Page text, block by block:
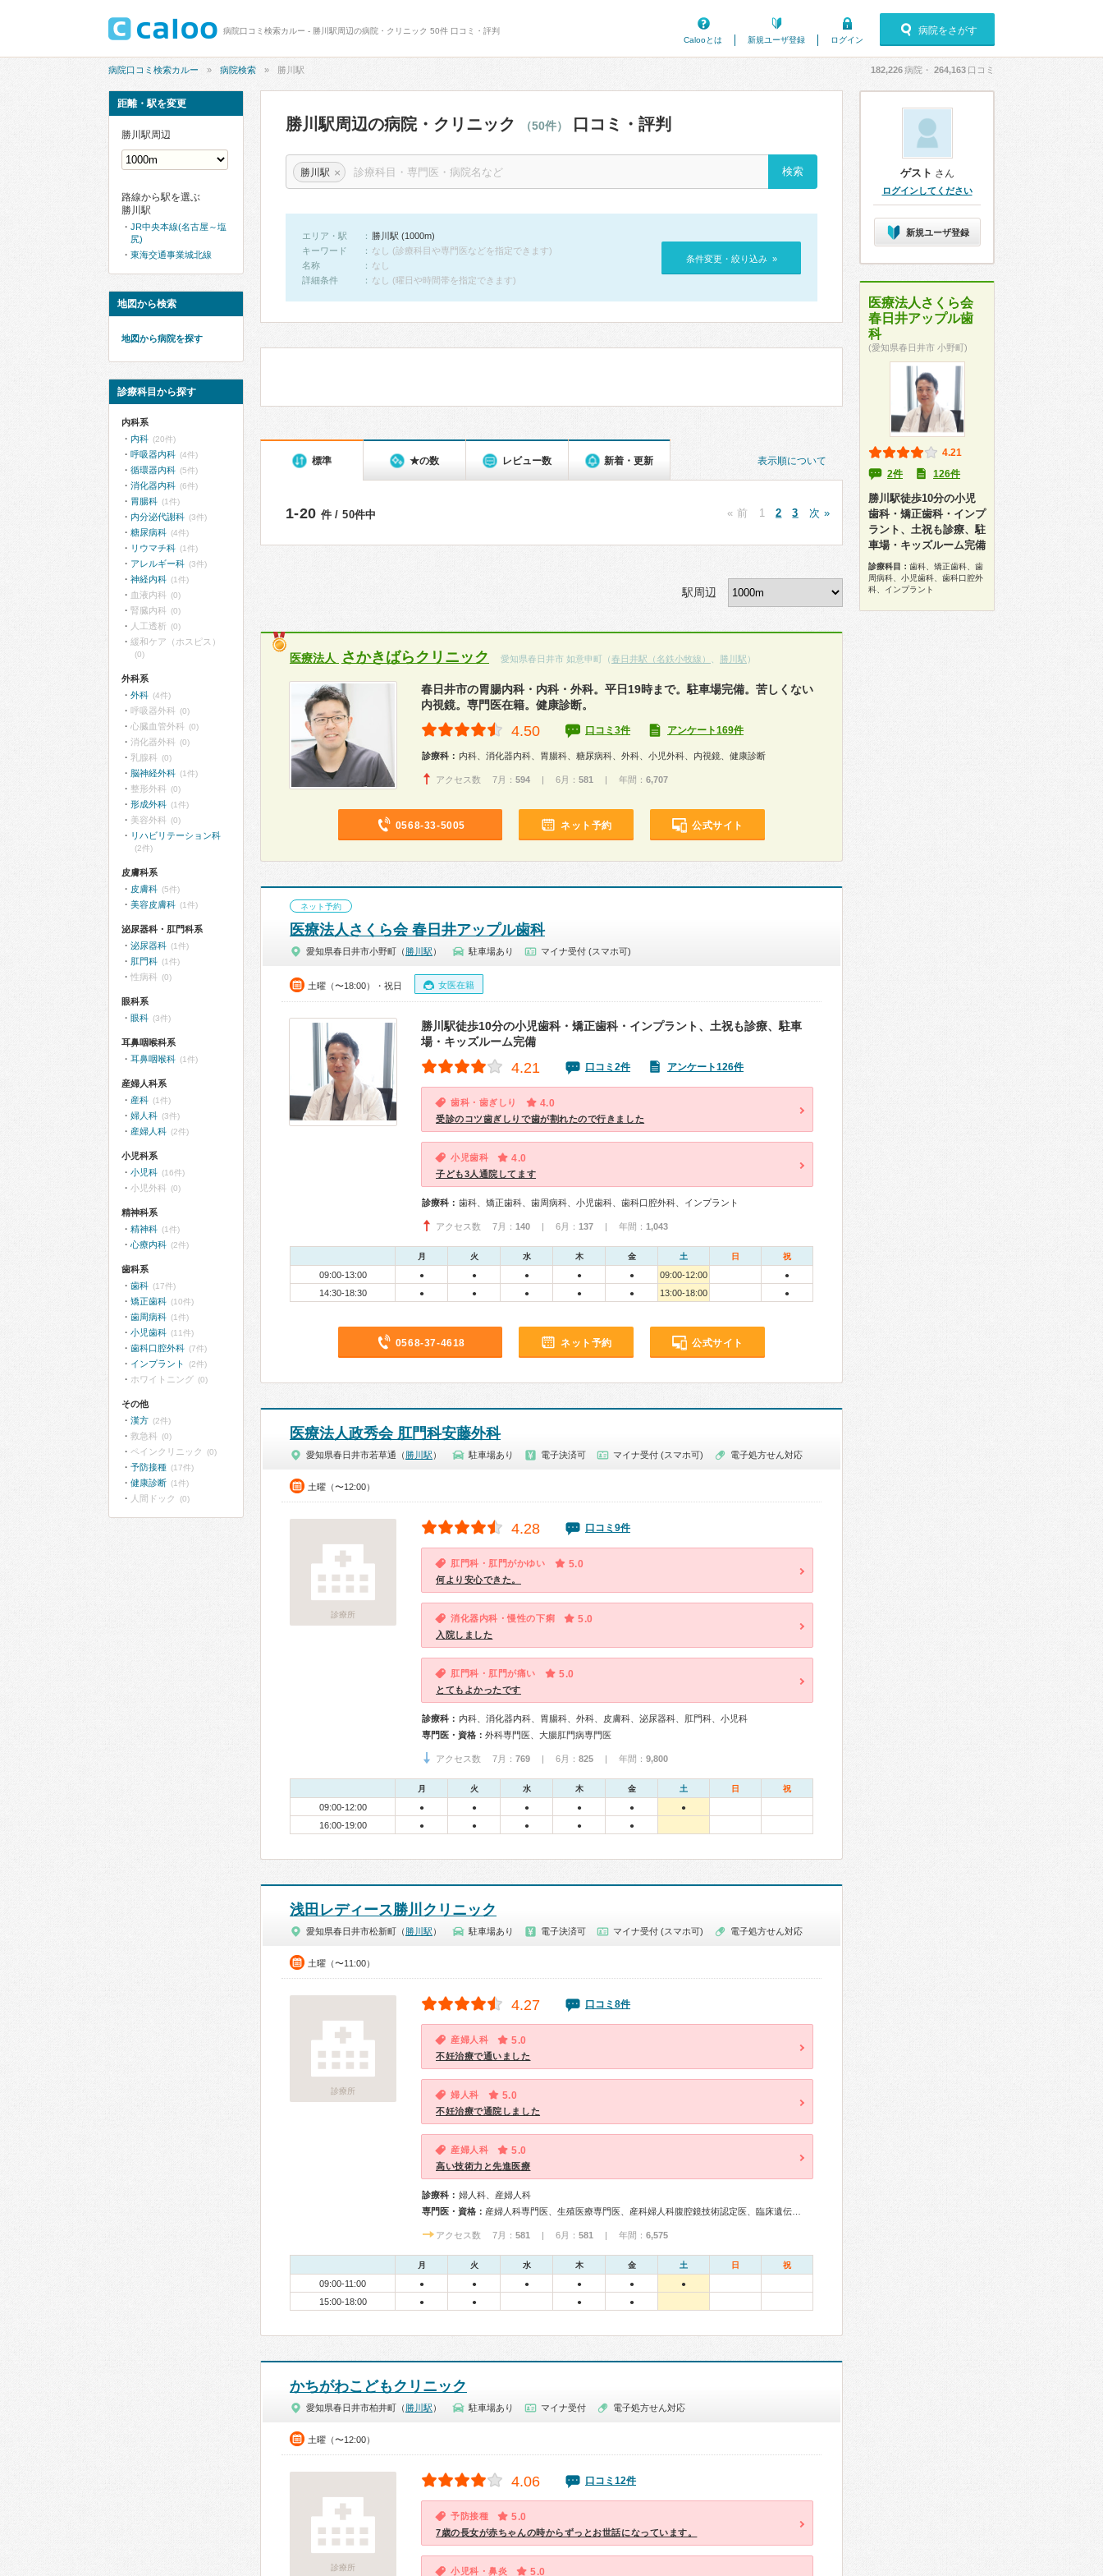
病院口コミ検索カルー - 勝川駅周辺の病院・クリニック 50件 口コミ・評判
Calooとは
新規ユーザ登録 ログイン
病院をさがす
病院口コミ検索カルー 病院検索 勝川駅 182,226病院・ 264,163 口コミ
勝川駅周辺の病院・クリニック （50件） 口コミ・評判
勝川駅 ×
エリア・駅
勝川駅 (1000m)
キーワード
なし (診療科目や専門医などを指定できます)
名称
なし
詳細条件
なし (曜日や時間帯を指定できます)
条件変更・絞り込み »
表示順について
標準 ★の数 レビュー数 新着・更新
1-20 件 / 50件中 « 前 1 2 3 次 »
駅周辺
医療法人 さかきばらクリニック 愛知県春日井市 如意申町（春日井駅（名鉄小牧線） 勝川駅 ）
春日井市の胃腸内科・内科・外科。平日19時まで。駐車場完備。苦しくない
内視鏡。専門医在籍。健康診断。
4.50 口コミ3件 アンケート169件
診療科： 内科、消化器内科、胃腸科、糖尿病科、外科、小児外科、内視鏡、健康診断
アクセス数 7月： 594 | 6月： 581 | 年間： 6,707
0568-33-5005 ネット予約 公式サイト
ネット予約
医療法人さくら会 春日井アップル歯科
愛知県春日井市小野町（ 勝川駅 ） 駐車場あり マイナ受付 (スマホ可)
土曜（〜18:00）・祝日 女医在籍
勝川駅徒歩10分の小児歯科・矯正歯科・インプラント、土祝も診療、駐車
場・キッズルーム完備
4.21 口コミ2件 アンケート126件
歯科・歯ぎしり 4.0
受診のコツ歯ぎしりで歯が割れたので行きました
小児歯科 4.0
子ども3人通院してます
診療科： 歯科、矯正歯科、歯周病科、小児歯科、歯科口腔外科、インプラント
アクセス数 7月： 140 | 6月： 137 | 年間： 1,043
月 火 水 木 金 土 日 祝
09:00-13:00 ● ● ● ● ● 09:00-12:00 ●
14:30-18:30 ● ● ● ● ● 13:00-18:00 ●
0568-37-4618 ネット予約 公式サイト
医療法人政秀会 肛門科安藤外科
愛知県春日井市若草通（ 勝川駅 ） 駐車場あり 電子決済可 マイナ受付 (スマホ可) 電子処方せん対応
土曜（〜12:00）
診療所
4.28 口コミ9件
肛門科・肛門がかゆい 5.0
何より安心できた。
消化器内科・慢性の下痢 5.0
入院しました
肛門科・肛門が痛い 5.0
とてもよかったです
診療科： 内科、消化器内科、胃腸科、外科、皮膚科、泌尿器科、肛門科、小児科
専門医・資格： 外科専門医、大腸肛門病専門医
アクセス数 7月： 769 | 6月： 825 | 年間： 9,800
月 火 水 木 金 土 日 祝
09:00-12:00 ● ● ● ● ● ●
16:00-19:00 ● ● ● ● ●
浅田レディース勝川クリニック
愛知県春日井市松新町（ 勝川駅 ） 駐車場あり 電子決済可 マイナ受付 (スマホ可) 電子処方せん対応
土曜（〜11:00）
診療所
4.27 口コミ8件
産婦人科 5.0
不妊治療で通いました
婦人科 5.0
不妊治療で通院しました
産婦人科 5.0
高い技術力と先進医療
診療科： 婦人科、産婦人科
専門医・資格：
アクセス数 7月： 581 | 6月： 581 | 年間： 6,575
月 火 水 木 金 土 日 祝
09:00-11:00 ● ● ● ● ● ●
15:00-18:00 ● ● ● ●
かちがわこどもクリニック
愛知県春日井市柏井町（ 勝川駅 ） 駐車場あり マイナ受付 電子処方せん対応
土曜（〜12:00）
診療所
4.06 口コミ12件
予防接種 5.0
7歳の長女が赤ちゃんの時からずっとお世話になっています。
小児科・鼻炎 5.0
距離・駅を変更
勝川駅周辺
路線から駅を選ぶ
勝川駅
JR中央本線(名古屋～塩
尻)
東海交通事業城北線
地図から検索
地図から病院を探す
診療科目から探す
内科系
内科 (20件)
呼吸器内科 (4件)
循環器内科 (5件)
消化器内科 (6件)
胃腸科 (1件)
内分泌代謝科 (3件)
糖尿病科 (4件)
リウマチ科 (1件)
アレルギー科 (3件)
神経内科 (1件)
血液内科 (0)
腎臓内科 (0)
人工透析 (0)
緩和ケア（ホスピス）
(0)
外科系
外科 (4件)
呼吸器外科 (0)
心臓血管外科 (0)
消化器外科 (0)
乳腺科 (0)
脳神経外科 (1件)
整形外科 (0)
形成外科 (1件)
美容外科 (0)
リハビリテーション科
(2件)
皮膚科系
皮膚科 (5件)
美容皮膚科 (1件)
泌尿器科・肛門科系
泌尿器科 (1件)
肛門科 (1件)
性病科 (0)
眼科系
眼科 (3件)
耳鼻咽喉科系
耳鼻咽喉科 (1件)
産婦人科系
産科 (1件)
婦人科 (3件)
産婦人科 (2件)
小児科系
小児科 (16件)
小児外科 (0)
精神科系
精神科 (1件)
心療内科 (2件)
歯科系
歯科 (17件)
矯正歯科 (10件)
歯周病科 (1件)
小児歯科 (11件)
歯科口腔外科 (7件)
インプラント (2件)
ホワイトニング (0)
その他
漢方 (2件)
救急科 (0)
ペインクリニック (0)
予防接種 (17件)
健康診断 (1件)
人間ドック (0)
ゲスト さん
ログインしてください
新規ユーザ登録
医療法人さくら会
春日井アップル歯
科
(愛知県春日井市 小野町)
4.21
2件
126件
勝川駅徒歩10分の小児
歯科・矯正歯科・インプ
ラント、土祝も診療、駐
車場・キッズルーム完備
診療科目： 歯科、矯正歯科、歯
周病科、小児歯科、歯科口腔外
科、インプラント